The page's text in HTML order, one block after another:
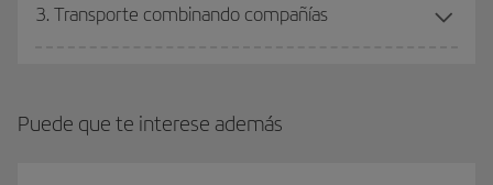
3. Transporte combinando compañías
Puede que te interese además